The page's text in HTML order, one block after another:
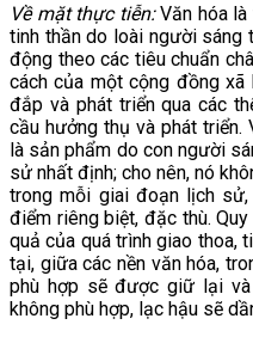
Về mặt thực tiễn:Văn hóa
tinh thần do loài người sáng
động theo các tiêu chuẩn
cách của một cộng đồng
đắp và phát triển qua các
cầu hưởng thụ và phát triển.
là sản phẩm do con người
sử nhất định; cho nên, nó
trong mỗi giai đoạn lịch
điểm riêng biệt, đặc thù.
quả của quá trình giao thoa,
tại, giữa các nền văn hóa,
phù hợp sẽ được giữ lại
không phù hợp, lạc hậu sẽ